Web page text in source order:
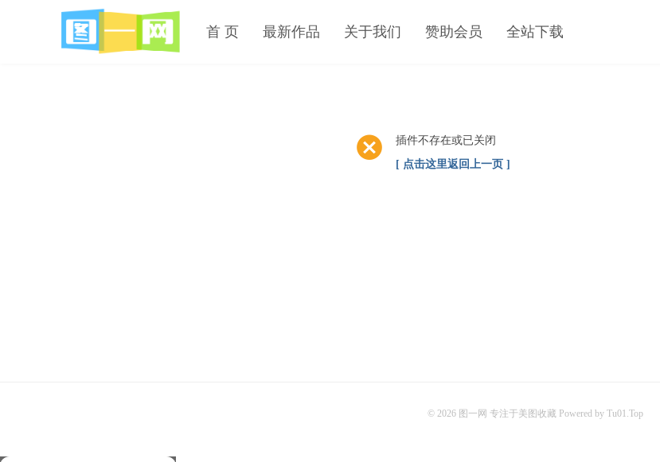
首 页 最新作品 关于我们 赞助会员 全站下载
插件不存在或已关闭
[ 点击这里返回上一页 ]
© 2026 图一网 专注于美图收藏 Powered by Tu01.Top